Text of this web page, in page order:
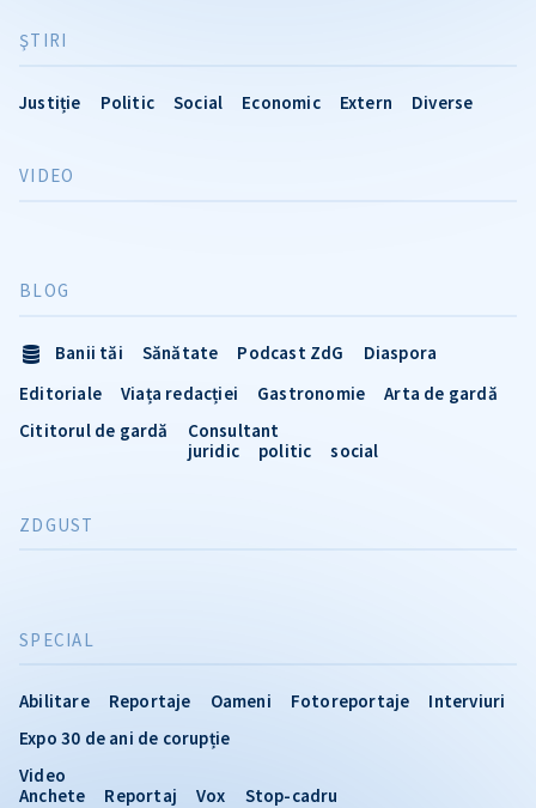
ŞTIRI
Justiție Politic Social Economic Extern Diverse
VIDEO
SPECIAL
Abilitare Reportaje Oameni Fotoreportaje
Interviuri
Expo 30 de ani de corupție
Video
Anchete
Reportaj Vox Stop-cadru
BLOG
Banii tăi Sănătate Podcast ZdG
Diaspora
Editoriale
Viața redacției Gastronomie
Arta de gardă
Cititorul de gardă
Consultant
juridic
politic social
ZDGUST